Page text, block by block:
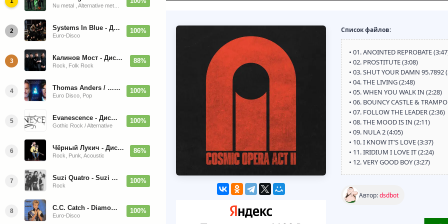
Список файлов:
• 01. ANOINTED REPROBATE
• 02. PROSTITUTE (3:08)
• 03. SHUT YOUR DAMN 95.7892
• 04. THE LIVING (2:48)
• 05. WHEN YOU WALK IN (2:28)
• 06. BOUNCY CASTLE &
• 07. FOLLOW THE LEADER (2:36)
• 08. THE MOOD IS IN (2:11)
• 09. NULA 2 (4:05)
• 10. I KNOW IT'S LOVE (3:37)
• 11. IRIDIUM I LOVE IT (2:24)
• 12. VERY GOOD BOY (3:27)
Автор:dsdbot
2 Systems In Blue - Дискография (2020-2026)
Euro-Disco
100%
3 Калинов Мост - Дискография (1986-2026)
Rock, Folk Rock
88%
4 Thomas Anders / … Sings Modern Talking: The Best hi-res
Euro Disco, Pop
100%
5 Evanescence - Дискография (1998-2026)
Gothic Rock / Alternative
100%
6 Чёрный Лукич - Дискография (1987-2014)
Rock, Punk, Acoustic
86%
7 Suzi Quatro - Suzi Quatro (Bonus Tracks, Remaster) 1973/2022
Rock
100%
8 C.C. Catch - Diamonds. Her Greatest Hits 1988
Euro-Disco
100%